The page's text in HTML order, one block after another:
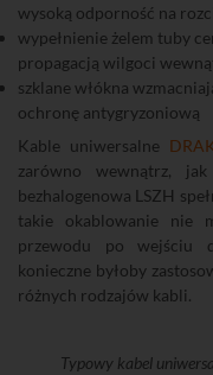
wysoką odporność na
wypełnienie żelem tuby
propagacją wilgoci
szklane włókna
ochronę antygryzoniową
Kable uniwersalne
zarówno wewnątrz,
bezhalogenowa LSZH
takie okablowanie nie
przewodu po wejściu
konieczne byłoby
różnych rodzajów kabli.
Typowy kabel